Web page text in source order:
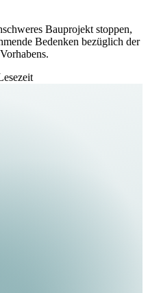
Bauprojekt stoppen,
Bedenken bezüglich der